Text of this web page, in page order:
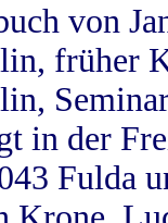
von
früher
in der
Fulda